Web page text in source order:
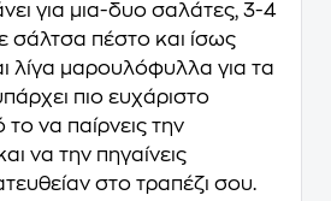
για μια-δυο σαλάτες, 3-4
σάλτσα πέστο και ίσως
λίγα μαρουλόφυλλα για τα
πιο ευχάριστο
να παίρνεις την
να την πηγαίνεις
στο τραπέζι σου.